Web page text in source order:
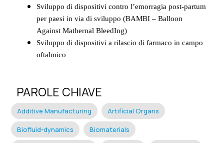
Sviluppo di dispositivi contro l’emorragia post-partum
per paesi in via di sviluppo (BAMBI – Balloon
Against Mathernal BleedIng)
Sviluppo di dispositivi a rilascio di farmaco in campo
oftalmico
PAROLE CHIAVE
Additive Manufacturing Artificial Organs
Biofluid-dynamics Biomaterials